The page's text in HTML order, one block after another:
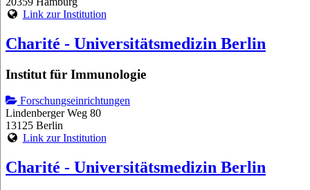
Link zur Institution
Charité - Universitätsmedizin Berlin
Institut für Immunologie
Forschungseinrichtungen
Lindenberger Weg 80
13125 Berlin
Link zur Institution
Charité - Universitätsmedizin Berlin